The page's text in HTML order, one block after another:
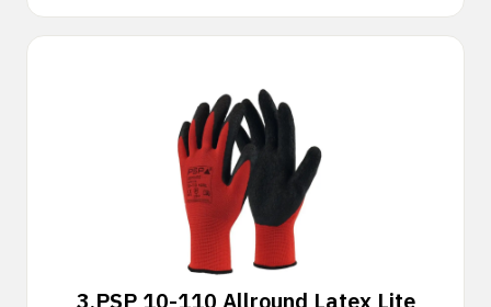
3.PSP 10-110 Allround Latex Lite